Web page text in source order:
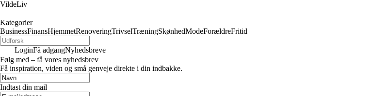
VildeLiv
Kategorier
BusinessFinansHjemmetRenoveringTrivselTræningSkønhedModeForældreFritid
LoginFå adgangNyhedsbreve
Følg med – få vores nyhedsbrev
Få inspiration, viden og små genveje direkte i din indbakke.
Indtast din mail